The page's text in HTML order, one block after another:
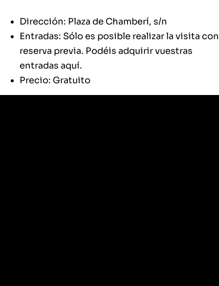
Dirección: Plaza de Chamberí, s/n
Entradas: Sólo es posible realizar la visita con
reserva previa. Podéis adquirir vuestras
entradas aquí.
Precio: Gratuito